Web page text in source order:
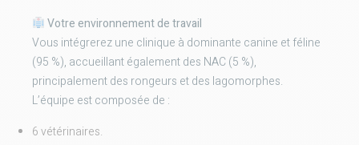
Votre environnement de travail
Vous intégrerez une clinique à dominante canine et féline
(95 %), accueillant également des NAC (5 %),
principalement des rongeurs et des lagomorphes.
L’équipe est composée de :
6 vétérinaires.